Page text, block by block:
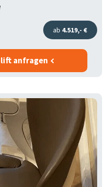
ab 4.519,- €
anfragen